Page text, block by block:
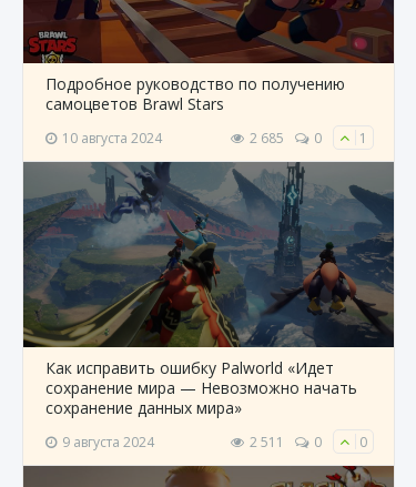
Подробное руководство по получению
самоцветов Brawl Stars
10 августа 2024 2 685 0 1
Как исправить ошибку Palworld «Идет
сохранение мира — Невозможно начать
сохранение данных мира»
9 августа 2024 2 511 0 0